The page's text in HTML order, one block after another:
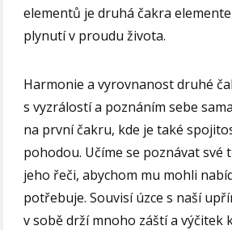
elementů je druhá čakra
plynutí v proudu života.
Harmonie a vyrovnanost druhé
s vyzrálostí a poznáním sebe
na první čakru, kde je také
pohodou. Učíme se poznávat své
jeho řeči, abychom mu mohli
potřebuje. Souvisí úzce s naší
v sobě drží mnoho záští a výčitek